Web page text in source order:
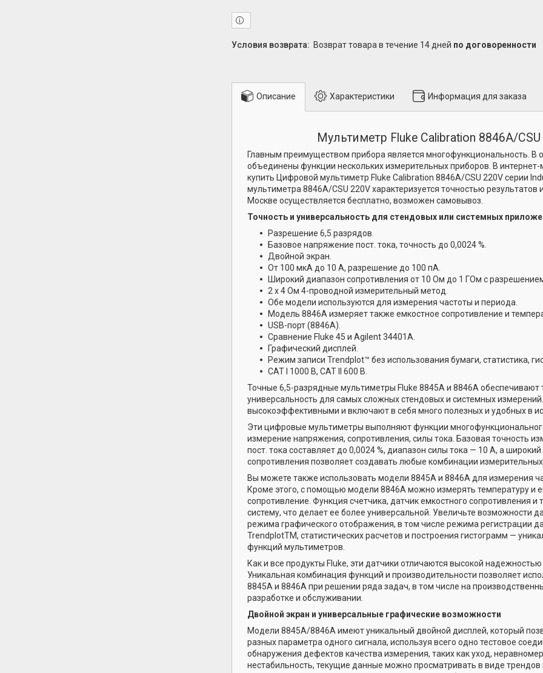
возврат товара в течение 14 дней по договоренности
Описание Характеристики Информация для заказа
Мультиметр Fluke Calibration 8846A/CSU
Главным преимуществом прибора является многофункциональность. В
объединены функции нескольких измерительных приборов. В
купить Цифровой мультиметр Fluke Calibration 8846A/CSU 220V серии
мультиметра 8846A/CSU 220V характеризуется точностью
Москве осуществляется бесплатно, возможен самовывоз.
Точность и универсальность для стендовых или системных
Разрешение 6,5 разрядов.
Базовое напряжение пост. тока, точность до 0,0024 %.
Двойной экран.
От 100 мкА до 10 А, разрешение до 100 пА.
Широкий диапазон сопротивления от 10 Ом до 1 ГОм с
2 х 4 Ом 4-проводной измерительный метод.
Обе модели используются для измерения частоты и периода.
Модель 8846A измеряет также емкостное сопротивление и
USB-порт (8846A).
Сравнение Fluke 45 и Agilent 34401A.
Графический дисплей.
Режим записи Trendplot™ без использования бумаги, статистика,
CAT I 1000 В, CAT II 600 В.
Точные 6,5-разрядные мультиметры Fluke 8845A и 8846A обеспечивают
универсальность для самых сложных стендовых и системных
высокоэффективными и включают в себя много полезных и удобных в
Эти цифровые мультиметры выполняют функции
измерение напряжения, сопротивления, силы тока. Базовая точность
пост. тока составляет до 0,0024 %, диапазон силы тока — 10 А, а
сопротивления позволяет создавать любые комбинации
Вы можете также использовать модели 8845A и 8846A для измерения
Кроме этого, с помощью модели 8846A можно измерять температуру и
сопротивление. Функция счетчика, датчик емкостного сопротивления и
систему, что делает ее более универсальной. Увеличьте возможности
режима графического отображения, в том числе режима регистрации
TrendplotTM, статистических расчетов и построения гистограмм —
функций мультиметров.
Как и все продукты Fluke, эти датчики отличаются высокой
Уникальная комбинация функций и производительности позволяет
8845A и 8846A при решении ряда задач, в том числе на
разработке и обслуживании.
Двойной экран и универсальные графические возможности
Модели 8845A/8846A имеют уникальный двойной дисплей, который
разных параметра одного сигнала, используя всего одно тестовое
обнаружения дефектов качества измерения, таких как уход,
нестабильность, текущие данные можно просматривать в виде трендов